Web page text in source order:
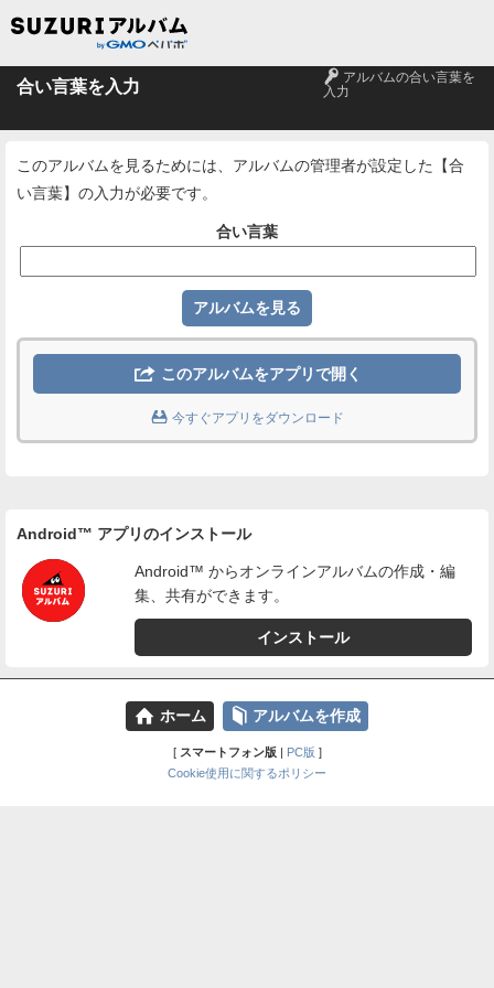
合い言葉を入力 🔑 アルバムの合い言葉を
入力
このアルバムを見るためには、アルバムの管理者が設定した【合
い言葉】の入力が必要です。
合い言葉
 このアルバムをアプリで開く
 今すぐアプリをダウンロード
Android™ アプリのインストール
Android™ からオンラインアルバムの作成・編
集、共有ができます。
インストール
⌂ ホーム 📕 アルバムを作成
[ スマートフォン版| PC版 ]
Cookie使用に関するポリシー